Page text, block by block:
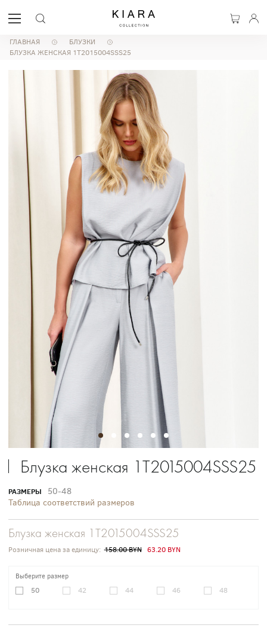
ГЛАВНАЯ
БЛУЗКИ
БЛУЗКА ЖЕНСКАЯ 1T2015004SSS25
Блузка женская 1T2015004SSS25
РАЗМЕРЫ
50-48
Таблица соответствий размеров
Блузка женская 1T2015004SSS25
Розничная цена за единицу: 158.00 BYN 63.20 BYN
Выберите размер
50 42 44 46 48